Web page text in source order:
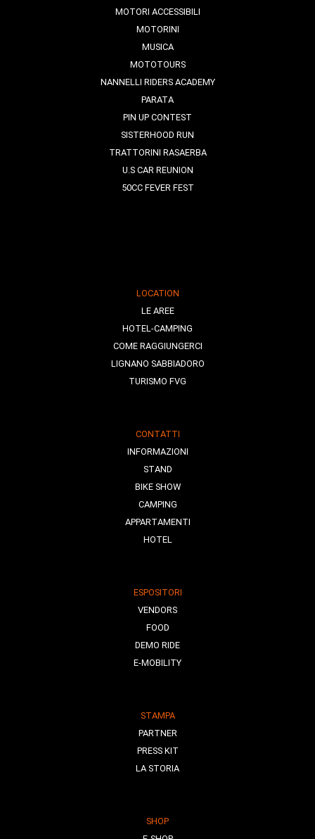
MOTORI ACCESSIBILI
MOTORINI
MUSICA
MOTOTOURS
NANNELLI RIDERS ACADEMY
PARATA
PIN UP CONTEST
SISTERHOOD RUN
TRATTORINI RASAERBA
U.S CAR REUNION
50CC FEVER FEST
LOCATION
LE AREE
HOTEL-CAMPING
COME RAGGIUNGERCI
LIGNANO SABBIADORO
TURISMO FVG
CONTATTI
INFORMAZIONI
STAND
BIKE SHOW
CAMPING
APPARTAMENTI
HOTEL
ESPOSITORI
VENDORS
FOOD
DEMO RIDE
E-MOBILITY
STAMPA
PARTNER
PRESS KIT
LA STORIA
SHOP